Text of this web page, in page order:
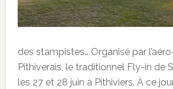
des stampistes… Organisé par
Pithiverais, le traditionnel Fly-in de
les 27 et 28 juin à Pithiviers. À ce